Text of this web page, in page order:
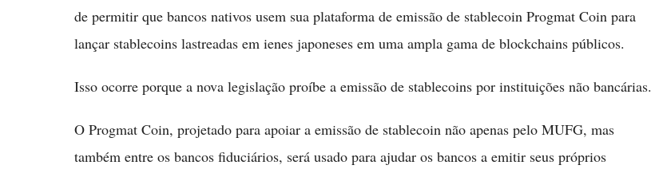
de permitir que bancos nativos usem sua plataforma de emissão de stablecoin Progmat Coin para
lançar stablecoins lastreadas em ienes japoneses em uma ampla gama de blockchains públicos.
Isso ocorre porque a nova legislação proíbe a emissão de stablecoins por instituições não bancárias.
O Progmat Coin, projetado para apoiar a emissão de stablecoin não apenas pelo MUFG, mas
também entre os bancos fiduciários, será usado para ajudar os bancos a emitir seus próprios